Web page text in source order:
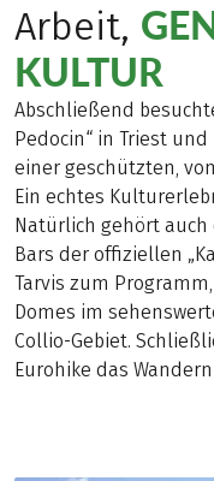
Arbeit,
KULTUR
Abschließend
Pedocin“ in Triest
einer geschützten,
Ein echtes
Natürlich gehört
Bars der offiziellen
Tarvis zum
Domes im
Collio-Gebiet.
Eurohike das